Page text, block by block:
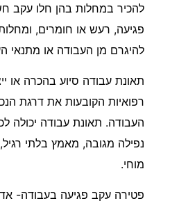
להכיר במחלות בהן חלו עקב
פגיעה, רעש או חומרים,
להיגרם מן העבודה או מתנאי
תאונת עבודה סיוע בהכרה או
רפואיות הקובעות את דרגת
העבודה. תאונת עבודה יכולה
נפילה מגובה, מאמץ בלתי
מוחי.
פטירה עקב פגיעה בעבודה-